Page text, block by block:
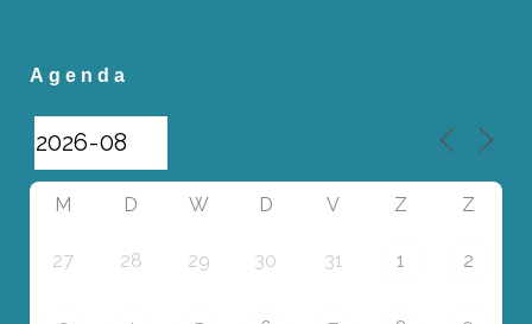
Agenda
M D W D V Z Z
27 28 29 30 31 1 2